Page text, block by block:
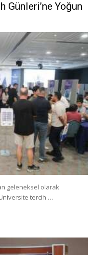
Günleri’ne Yoğun
geleneksel olarak
tercih …